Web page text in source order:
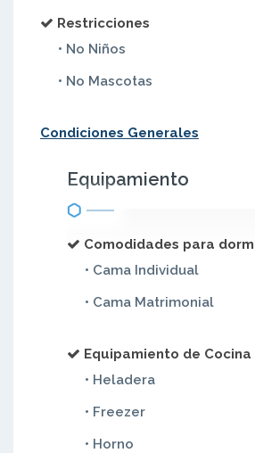
Restricciones
• No Niños
• No Mascotas
Condiciones Generales
Equipamiento
Comodidades para
• Cama Individual
• Cama Matrimonial
Equipamiento de Cocina
• Heladera
• Freezer
• Horno